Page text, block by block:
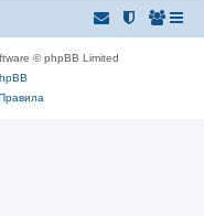
© phpBB Limited